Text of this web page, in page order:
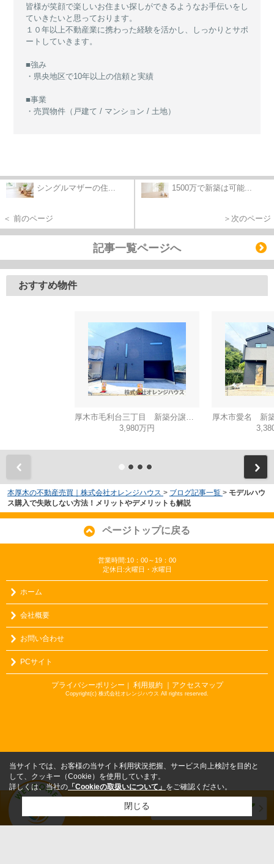
皆様が笑顔で楽しいお住まい探しができるようなお手伝いをし
ていきたいと思っております。
１０年以上不動産業に携わった経験を活かし、しっかりとサポ
ートしていきます。
■強み
・県央地区で10年以上の信頼と実績
■事業
・売買物件（戸建て / マンション / 土地）
シングルマザーの住...
＜ 前のページ
1500万で新築は可能...
＞次のページ
記事一覧ページへ
おすすめ物件
厚木市毛利台三丁目 新築分譲住宅 全1棟
3,980万円
厚木市愛名 新
本厚木の不動産売買｜株式会社オレンジハウス > ブログ記事一覧 > モデルハウ
ス購入で失敗しない方法！メリットやデメリットも解説
ページトップに戻る
営業時間:10：00～19：00
定休日:火曜日・水曜日
ホーム
会社概要
お問い合わせ
PCサイト
プライバシーポリシー ｜ 利用規約 ｜アクセスマップ
Copyright(c) 株式会社オレンジハウス All rights reserved.
当サイトでは、お客様の当サイト利用状況把握、サービス向上検討を目的と
して、クッキー（Cookie）を使用しています。
詳しくは、当社の 「Cookieの取扱いについて」 をご確認ください。
閉じる